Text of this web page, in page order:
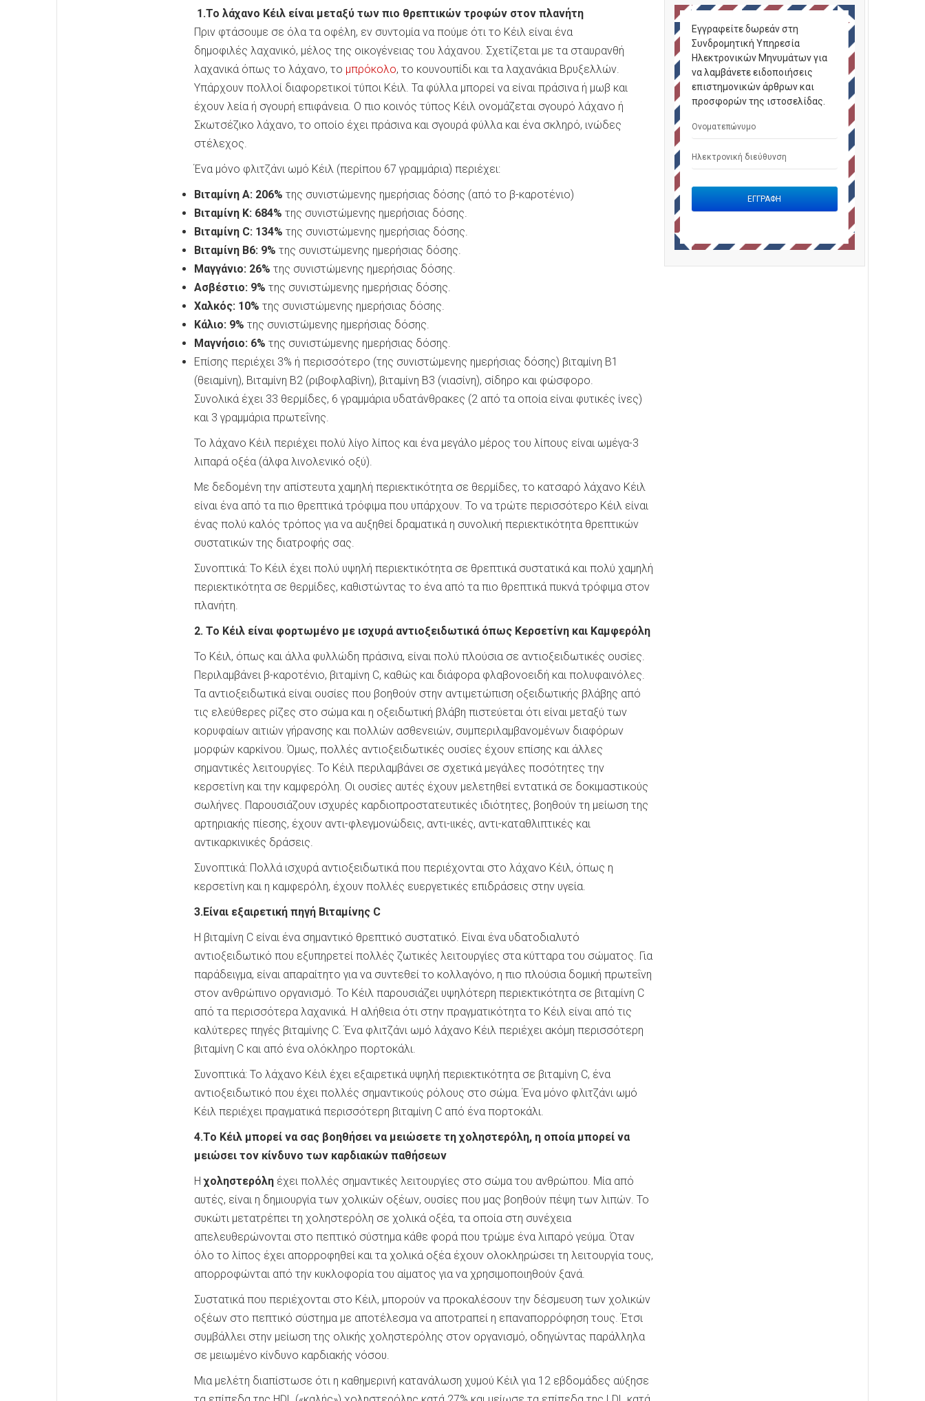
1.Το λάχανο Κέιλ είναι μεταξύ των πιο θρεπτικών τροφών στον πλανήτη
Πριν φτάσουμε σε όλα τα οφέλη, εν συντομία να πούμε ότι το Κέιλ είναι ένα
δημοφιλές λαχανικό, μέλος της οικογένειας του λάχανου. Σχετίζεται με τα σταυρανθή
λαχανικά όπως το λάχανο, το μπρόκολο, το κουνουπίδι και τα λαχανάκια Βρυξελλών.
Υπάρχουν πολλοί διαφορετικοί τύποι Κέιλ. Τα φύλλα μπορεί να είναι πράσινα ή μωβ και
έχουν λεία ή σγουρή επιφάνεια. Ο πιο κοινός τύπος Κέιλ ονομάζεται σγουρό λάχανο ή
Σκωτσέζικο λάχανο, το οποίο έχει πράσινα και σγουρά φύλλα και ένα σκληρό, ινώδες
στέλεχος.
Ένα μόνο φλιτζάνι ωμό Κέιλ (περίπου 67 γραμμάρια) περιέχει:
Βιταμίνη Α: 206% της συνιστώμενης ημερήσιας δόσης (από το β-καροτένιο)
Βιταμίνη Κ: 684% της συνιστώμενης ημερήσιας δόσης.
Βιταμίνη C: 134% της συνιστώμενης ημερήσιας δόσης.
Βιταμίνη Β6: 9% της συνιστώμενης ημερήσιας δόσης.
Μαγγάνιο: 26% της συνιστώμενης ημερήσιας δόσης.
Ασβέστιο: 9% της συνιστώμενης ημερήσιας δόσης.
Χαλκός: 10% της συνιστώμενης ημερήσιας δόσης.
Κάλιο: 9% της συνιστώμενης ημερήσιας δόσης.
Μαγνήσιο: 6% της συνιστώμενης ημερήσιας δόσης.
Επίσης περιέχει 3% ή περισσότερο (της συνιστώμενης ημερήσιας δόσης) βιταμίνη Β1
(θειαμίνη), Βιταμίνη Β2 (ριβοφλαβίνη), βιταμίνη Β3 (νιασίνη), σίδηρο και φώσφορο.
Συνολικά έχει 33 θερμίδες, 6 γραμμάρια υδατάνθρακες (2 από τα οποία είναι φυτικές ίνες)
και 3 γραμμάρια πρωτεΐνης.
Το λάχανο Κέιλ περιέχει πολύ λίγο λίπος και ένα μεγάλο μέρος του λίπους είναι ωμέγα-3
λιπαρά οξέα (άλφα λινολενικό οξύ).
Με δεδομένη την απίστευτα χαμηλή περιεκτικότητα σε θερμίδες, το κατσαρό λάχανο Κέιλ
είναι ένα από τα πιο θρεπτικά τρόφιμα που υπάρχουν. Το να τρώτε περισσότερο Κέιλ είναι
ένας πολύ καλός τρόπος για να αυξηθεί δραματικά η συνολική περιεκτικότητα θρεπτικών
συστατικών της διατροφής σας.
Συνοπτικά: Το Κέιλ έχει πολύ υψηλή περιεκτικότητα σε θρεπτικά συστατικά και πολύ χαμηλή
περιεκτικότητα σε θερμίδες, καθιστώντας το ένα από τα πιο θρεπτικά πυκνά τρόφιμα στον
πλανήτη.
2. Το Κέιλ είναι φορτωμένο με ισχυρά αντιοξειδωτικά όπως Κερσετίνη και Καμφερόλη
Το Κέιλ, όπως και άλλα φυλλώδη πράσινα, είναι πολύ πλούσια σε αντιοξειδωτικές ουσίες.
Περιλαμβάνει β-καροτένιο, βιταμίνη C, καθώς και διάφορα φλαβονοειδή και πολυφαινόλες.
Τα αντιοξειδωτικά είναι ουσίες που βοηθούν στην αντιμετώπιση οξειδωτικής βλάβης από
τις ελεύθερες ρίζες στο σώμα και η οξειδωτική βλάβη πιστεύεται ότι είναι μεταξύ των
κορυφαίων αιτιών γήρανσης και πολλών ασθενειών, συμπεριλαμβανομένων διαφόρων
μορφών καρκίνου. Όμως, πολλές αντιοξειδωτικές ουσίες έχουν επίσης και άλλες
σημαντικές λειτουργίες. Το Κέιλ περιλαμβάνει σε σχετικά μεγάλες ποσότητες την
κερσετίνη και την καμφερόλη. Οι ουσίες αυτές έχουν μελετηθεί εντατικά σε δοκιμαστικούς
σωλήνες. Παρουσιάζουν ισχυρές καρδιοπροστατευτικές ιδιότητες, βοηθούν τη μείωση της
αρτηριακής πίεσης, έχουν αντι-φλεγμονώδεις, αντι-ιικές, αντι-καταθλιπτικές και
αντικαρκινικές δράσεις.
Συνοπτικά: Πολλά ισχυρά αντιοξειδωτικά που περιέχονται στο λάχανο Κέιλ, όπως η
κερσετίνη και η καμφερόλη, έχουν πολλές ευεργετικές επιδράσεις στην υγεία.
3.Είναι εξαιρετική πηγή Βιταμίνης C
Η βιταμίνη C είναι ένα σημαντικό θρεπτικό συστατικό. Είναι ένα υδατοδιαλυτό
αντιοξειδωτικό που εξυπηρετεί πολλές ζωτικές λειτουργίες στα κύτταρα του σώματος. Για
παράδειγμα, είναι απαραίτητο για να συντεθεί το κολλαγόνο, η πιο πλούσια δομική πρωτεΐνη
στον ανθρώπινο οργανισμό. Το Κέιλ παρουσιάζει υψηλότερη περιεκτικότητα σε βιταμίνη C
από τα περισσότερα λαχανικά. Η αλήθεια ότι στην πραγματικότητα το Κέιλ είναι από τις
καλύτερες πηγές βιταμίνης C. Ένα φλιτζάνι ωμό λάχανο Κέιλ περιέχει ακόμη περισσότερη
βιταμίνη C και από ένα ολόκληρο πορτοκάλι.
Συνοπτικά: Το λάχανο Κέιλ έχει εξαιρετικά υψηλή περιεκτικότητα σε βιταμίνη C, ένα
αντιοξειδωτικό που έχει πολλές σημαντικούς ρόλους στο σώμα. Ένα μόνο φλιτζάνι ωμό
Κέιλ περιέχει πραγματικά περισσότερη βιταμίνη C από ένα πορτοκάλι.
4.Το Κέιλ μπορεί να σας βοηθήσει να μειώσετε τη χοληστερόλη, η οποία μπορεί να
μειώσει τον κίνδυνο των καρδιακών παθήσεων
Ηχοληστερόληέχει πολλές σημαντικές λειτουργίες στο σώμα του ανθρώπου. Μία από
αυτές, είναι η δημιουργία των χολικών οξέων, ουσίες που μας βοηθούν πέψη των λιπών. Το
συκώτι μετατρέπει τη χοληστερόλη σε χολικά οξέα, τα οποία στη συνέχεια
απελευθερώνονται στο πεπτικό σύστημα κάθε φορά που τρώμε ένα λιπαρό γεύμα. Όταν
όλο το λίπος έχει απορροφηθεί και τα χολικά οξέα έχουν ολοκληρώσει τη λειτουργία τους,
απορροφώνται από την κυκλοφορία του αίματος για να χρησιμοποιηθούν ξανά.
Συστατικά που περιέχονται στο Κέιλ, μπορούν να προκαλέσουν την δέσμευση των χολικών
οξέων στο πεπτικό σύστημα με αποτέλεσμα να αποτραπεί η επαναπορρόφηση τους. Έτσι
συμβάλλει στην μείωση της ολικής χοληστερόλης στον οργανισμό, οδηγώντας παράλληλα
σε μειωμένο κίνδυνο καρδιακής νόσου.
Μια μελέτη διαπίστωσε ότι η καθημερινή κατανάλωση χυμού Κέιλ για 12 εβδομάδες αύξησε
Εγγραφείτε δωρεάν στη
Συνδρομητική Υπηρεσία
Ηλεκτρονικών Μηνυμάτων για
να λαμβάνετε ειδοποιήσεις
επιστημονικών άρθρων και
προσφορών της ιστοσελίδας.